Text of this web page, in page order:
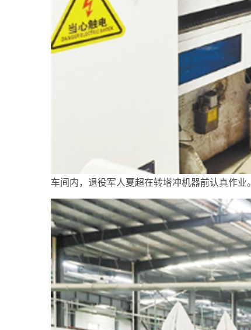
车间内，退役军人夏超在转塔冲机器前认真作业。